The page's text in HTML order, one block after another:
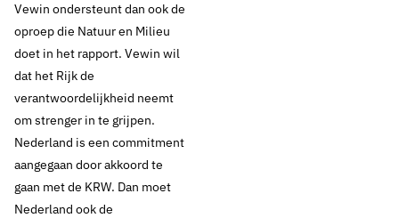
Vewin steunt
pleidooi Natuur en
Milieu: extra inzet om
doelen Kaderrichtlijn
Water te halen nodig
Vewin ondersteunt dan ook de
oproep die Natuur en Milieu
doet in het rapport. Vewin wil
dat het Rijk de
verantwoordelijkheid neemt
om strenger in te grijpen.
Nederland is een commitment
aangegaan door akkoord te
gaan met de KRW. Dan moet
Nederland ook de